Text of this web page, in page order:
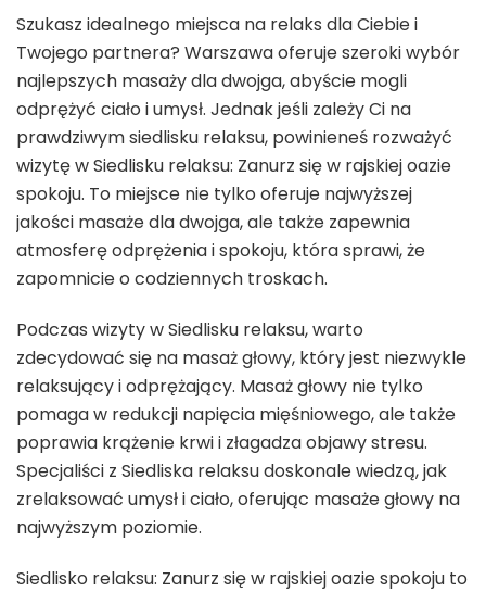
Szukasz idealnego miejsca na relaks dla Ciebie i
Twojego partnera? Warszawa oferuje szeroki wybór
najlepszych masaży dla dwojga, abyście mogli
odprężyć ciało i umysł. Jednak jeśli zależy Ci na
prawdziwym siedlisku relaksu, powinieneś rozważyć
wizytę w Siedlisku relaksu: Zanurz się w rajskiej oazie
spokoju. To miejsce nie tylko oferuje najwyższej
jakości masaże dla dwojga, ale także zapewnia
atmosferę odprężenia i spokoju, która sprawi, że
zapomnicie o codziennych troskach.
Podczas wizyty w Siedlisku relaksu, warto
zdecydować się na masaż głowy, który jest niezwykle
relaksujący i odprężający. Masaż głowy nie tylko
pomaga w redukcji napięcia mięśniowego, ale także
poprawia krążenie krwi i złagadza objawy stresu.
Specjaliści z Siedliska relaksu doskonale wiedzą, jak
zrelaksować umysł i ciało, oferując masaże głowy na
najwyższym poziomie.
Siedlisko relaksu: Zanurz się w rajskiej oazie spokoju to